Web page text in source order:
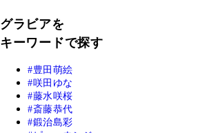
グラビアを
キーワードで探す
豊田萌絵
咲田ゆな
藤水咲桜
斎藤恭代
鍛治島彩